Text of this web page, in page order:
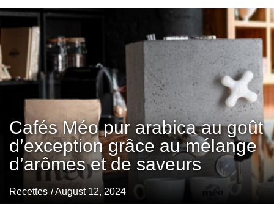
Cafés Méo pur arabica au goût
d’exception grâce au mélange
d’arômes et de saveurs
Recettes / August 12, 2024